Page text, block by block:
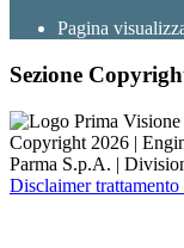
Pagina
Sezione
Copyright 2026 |
Parma S.p.A. |
Disclaimer trattamento